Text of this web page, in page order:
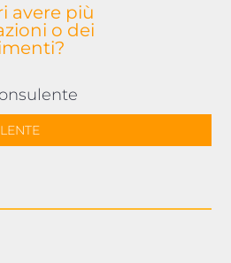
avere più
o dei